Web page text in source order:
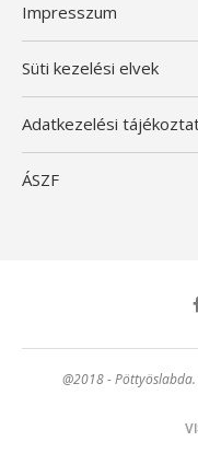
Impresszum
Süti kezelési elvek
Adatkezelési
ÁSZF
@2018 - Pöttyöslabda.